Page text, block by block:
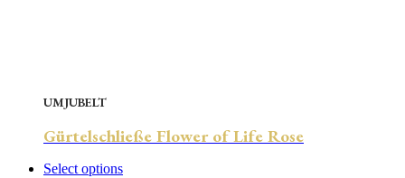
UMJUBELT
Gürtelschließe Flower of Life Rose
Select options